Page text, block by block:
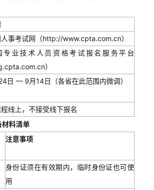
人事考试网（http://www.cpta.com.cn）
专业技术人员资格考试报名服务平台
）
日 — 9月14日（各省在此范围内微调）
线上，不接受线下报名
材料清单
注意事项
身份证须在有效期内，临时身份证也可使
用